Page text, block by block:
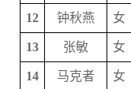
12 钟秋燕 女
13 张敏 女
14 马克者 女